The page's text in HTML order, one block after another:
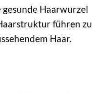
gesunde Haarwurzel
führen zu
Haar.